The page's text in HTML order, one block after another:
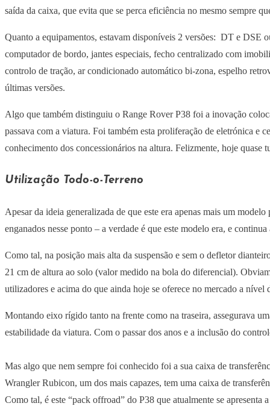
saída da caixa, que evita que se perca eficiência no mesmo sempre
Quanto a equipamentos, estavam disponíveis 2 versões: DT e DSE
computador de bordo, jantes especiais, fecho centralizado com
controlo de tração, ar condicionado automático bi-zona, espelho
últimas versões.
Algo que também distinguiu o Range Rover P38 foi a inovação
passava com a viatura. Foi também esta proliferação de eletrónica e
conhecimento dos concessionários na altura. Felizmente, hoje
Utilização Todo-o-Terreno
Apesar da ideia generalizada de que este era apenas mais um
enganados nesse ponto – a verdade é que este modelo era, e
Como tal, na posição mais alta da suspensão e sem o defletor
21 cm de altura ao solo (valor medido na bola do diferencial).
utilizadores e acima do que ainda hoje se oferece no mercado a nível
Montando eixo rígido tanto na frente como na traseira, assegurava
estabilidade da viatura. Com o passar dos anos e a inclusão do
Mas algo que nem sempre foi conhecido foi a sua caixa de
Wrangler Rubicon, um dos mais capazes, tem uma caixa de
Como tal, é este “pack offroad” do P38 que atualmente se